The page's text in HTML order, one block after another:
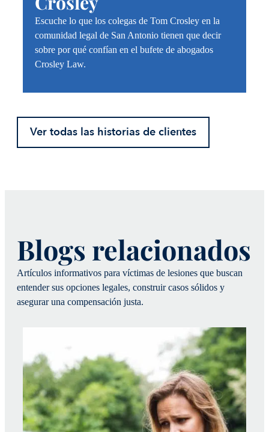
Escuche lo que los colegas de Tom Crosley en la
comunidad legal de San Antonio tienen que decir
sobre por qué confían en el bufete de abogados
Crosley Law.
Ver todas las historias de clientes
Blogs relacionados
Artículos informativos para víctimas de lesiones que buscan
entender sus opciones legales, construir casos sólidos y
asegurar una compensación justa.